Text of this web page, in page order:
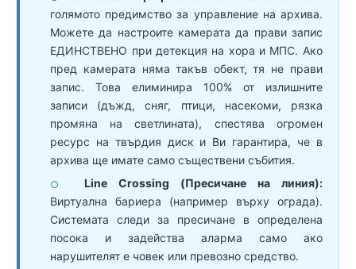
голямото предимство за управление на архива.
Можете да настроите камерата да прави запис
ЕДИНСТВЕНО при детекция на хора и МПС. Ако
пред камерата няма такъв обект, тя не прави
запис. Това елиминира 100% от излишните
записи (дъжд, сняг, птици, насекоми, рязка
промяна на светлината), спестява огромен
ресурс на твърдия диск и Ви гарантира, че в
архива ще имате само съществени събития.
○
Line Crossing (Пресичане на линия):
Виртуална бариера (например върху ограда).
Системата следи за пресичане в определена
посока и задейства аларма само ако
нарушителят е човек или превозно средство.